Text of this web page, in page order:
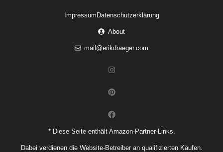
ImpressumDatenschutzerklärung
About
mail@erikdraeger.com
* Diese Seite enthält Amazon-Partner-Links.
Dabei verdienen die Website-Betreiber an qualifizierten Käufen.